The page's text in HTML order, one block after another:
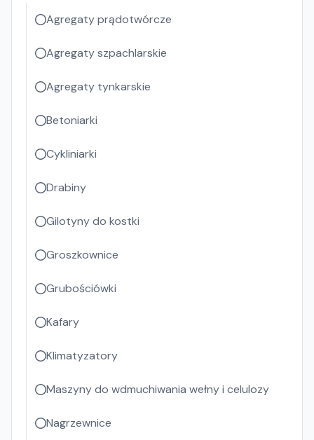
Agregaty prądotwórcze
Agregaty szpachlarskie
Agregaty tynkarskie
Betoniarki
Cykliniarki
Drabiny
Gilotyny do kostki
Groszkownice
Grubościówki
Kafary
Klimatyzatory
Maszyny do wdmuchiwania wełny i celulozy
Nagrzewnice